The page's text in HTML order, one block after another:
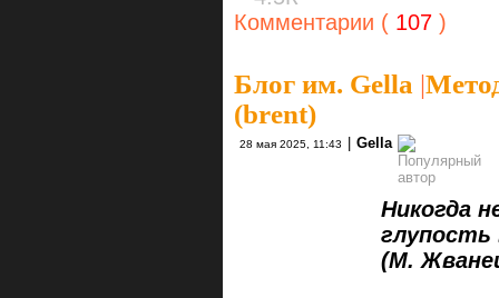
Комментарии ( 107 )
Блог им. Gella |
(brent)
28 мая 2025, 11:43 Gella
Никогда не
глупость
(М.